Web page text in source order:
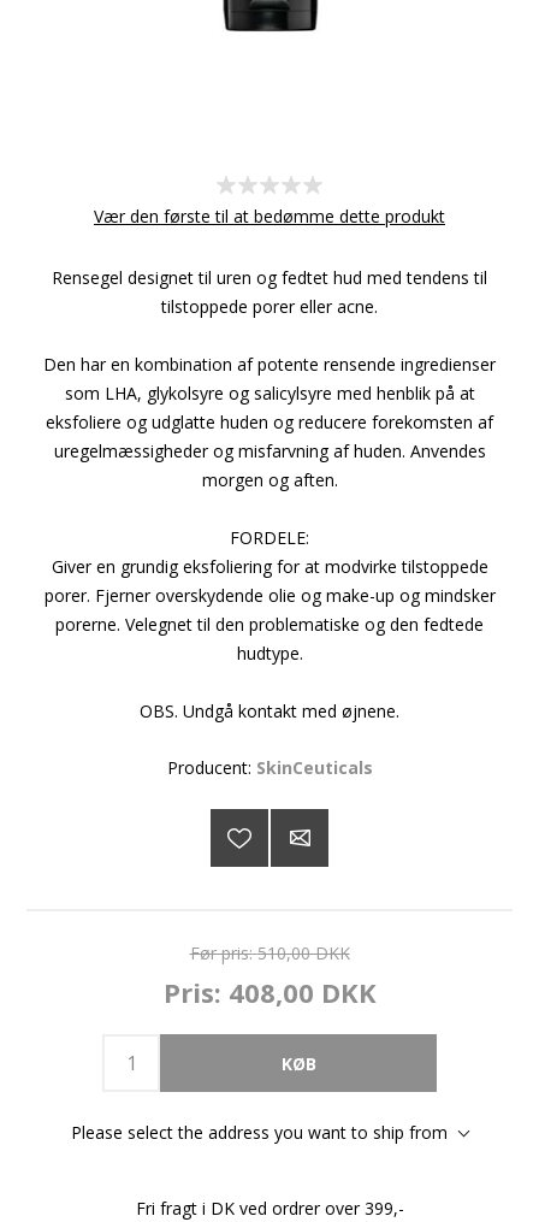
Vær den første til at bedømme dette produkt
Rensegel designet til uren og fedtet hud med tendens til
tilstoppede porer eller acne.
Den har en kombination af potente rensende ingredienser
som LHA, glykolsyre og salicylsyre med henblik på at
eksfoliere og udglatte huden og reducere forekomsten af
uregelmæssigheder og misfarvning af huden. Anvendes
morgen og aften.
FORDELE:
Giver en grundig eksfoliering for at modvirke tilstoppede
porer. Fjerner overskydende olie og make-up og mindsker
porerne. Velegnet til den problematiske og den fedtede
hudtype.
OBS. Undgå kontakt med øjnene.
Producent: SkinCeuticals
Før pris: 510,00 DKK
Pris: 408,00 DKK
Please select the address you want to ship from
Fri fragt i DK ved ordrer over 399,-